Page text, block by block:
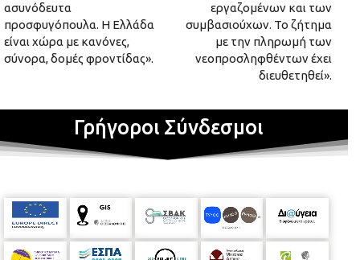
ασυνόδευτα
προσφυγόπουλα. Η Ελλάδα
είναι χώρα με κανόνες,
σύνορα, δομές φροντίδας».
εργαζομένων και των
συμβασιούχων. Το ζήτημα
με την πληρωμή των
νεοπροσληφθέντων έχει
διευθετηθεί».
Γρήγοροι Σύνδεσμοι